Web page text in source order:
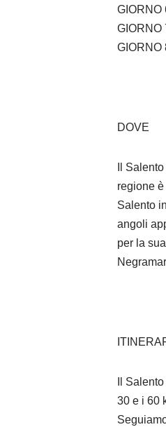
GIORNO
GIORNO
GIORNO
DOVE
Il
regione
Salento
angoli
per la
Il
30 e i 60